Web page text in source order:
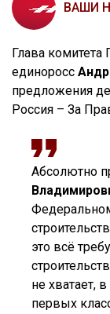
ВАШИ
Глава
единоросс
предложения
Россия – За
Абсолютно
это всё
не хватает,
первых